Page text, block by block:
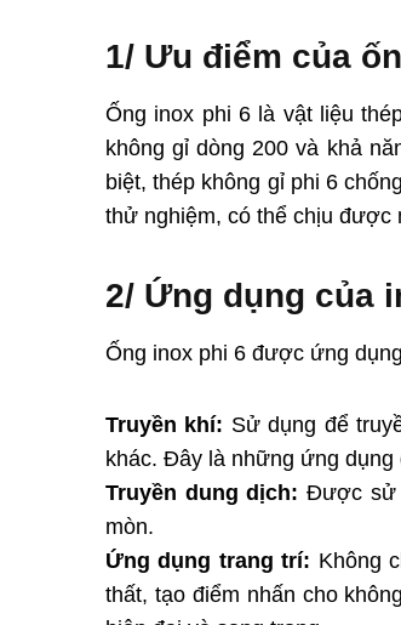
1/ Ưu điểm của
Ống inox phi 6 là vật liệu
không gỉ dòng 200 và khả
biệt, thép không gỉ phi 6
thử nghiệm, có thể chịu được
2/ Ứng dụng của
Ống inox phi 6 được ứng
Truyền khí: Sử dụng để
khác. Đây là những ứng
Truyền dung dịch:Được sử
mòn.
Ứng dụng trang trí: Không
thất, tạo điểm nhấn cho